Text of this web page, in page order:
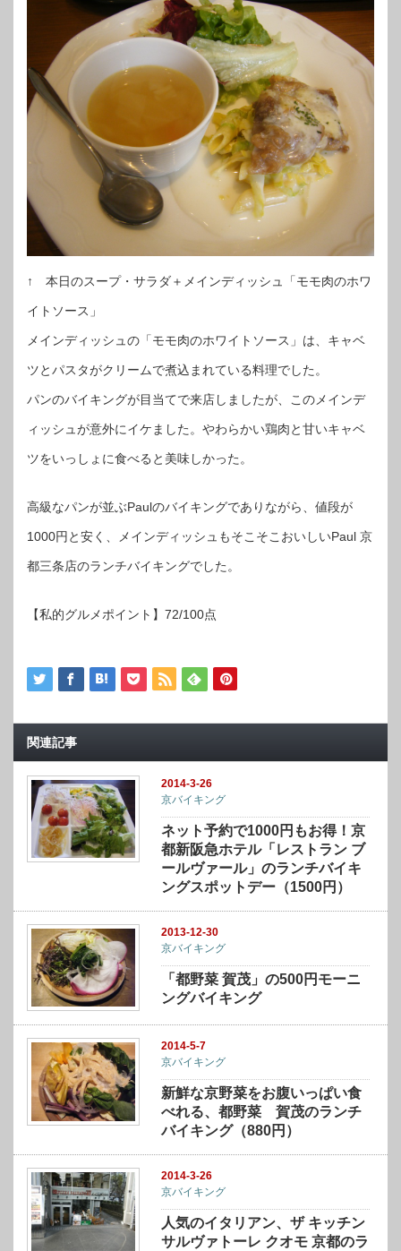
↑ 本日のスープ・サラダ＋メインディッシュ「モモ肉のホワ
イトソース」
メインディッシュの「モモ肉のホワイトソース」は、キャベ
ツとパスタがクリームで煮込まれている料理でした。
パンのバイキングが目当てで来店しましたが、このメインデ
ィッシュが意外にイケました。やわらかい鶏肉と甘いキャベ
ツをいっしょに食べると美味しかった。
高級なパンが並ぶPaulのバイキングでありながら、値段が
1000円と安く、メインディッシュもそこそこおいしいPaul 京
都三条店のランチバイキングでした。
【私的グルメポイント】72/100点
関連記事
2014-3-26
京バイキング
ネット予約で1000円もお得！京
都新阪急ホテル「レストラン ブ
ールヴァール」のランチバイキ
ングスポットデー（1500円）
2013-12-30
京バイキング
「都野菜 賀茂」の500円モーニ
ングバイキング
2014-5-7
京バイキング
新鮮な京野菜をお腹いっぱい食
べれる、都野菜 賀茂のランチ
バイキング（880円）
2014-3-26
京バイキング
人気のイタリアン、ザ キッチン
サルヴァトーレ クオモ 京都のラ